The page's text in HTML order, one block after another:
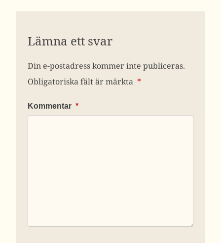
Lämna ett svar
Din e-postadress kommer inte publiceras.
Obligatoriska fält är märkta *
Kommentar *